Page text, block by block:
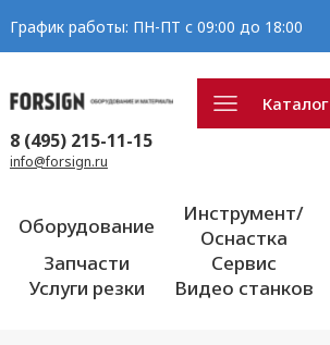
График работы: ПН-ПТ с 09:00 до 18:00
Каталог
8 (495) 215-11-15
info@forsign.ru
Оборудование
Инструмент/
Оснастка
Запчасти
Сервис
Услуги резки
Видео станков